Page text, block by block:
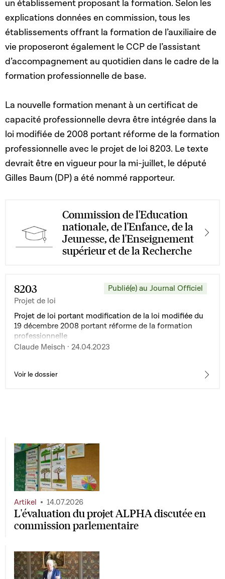
un établissement proposant la formation. Selon les
explications données en commission, tous les
établissements offrant la formation de l’auxiliaire de
vie proposeront également le CCP de l’assistant
d’accompagnement au quotidien dans le cadre de la
formation professionnelle de base.
La nouvelle formation menant à un certificat de
capacité professionnelle devra être intégrée dans la
loi modifiée de 2008 portant réforme de la formation
professionnelle avec le projet de loi 8203. Le texte
devrait être en vigueur pour la mi-juillet, le député
Gilles Baum (DP) a été nommé rapporteur.
Commission de l'Education
nationale, de l'Enfance, de la
Jeunesse, de l'Enseignement
supérieur et de la Recherche
8203
Projet de loi
Publié(e) au Journal Officiel
Projet de loi portant modification de la loi modifiée du
19 décembre 2008 portant réforme de la formation
professionnelle
Claude Meisch · 24.04.2023
Voir le dossier
L'évaluation du projet ALPHA discutée en
commission parlementaire
Artikel 14.07.2026